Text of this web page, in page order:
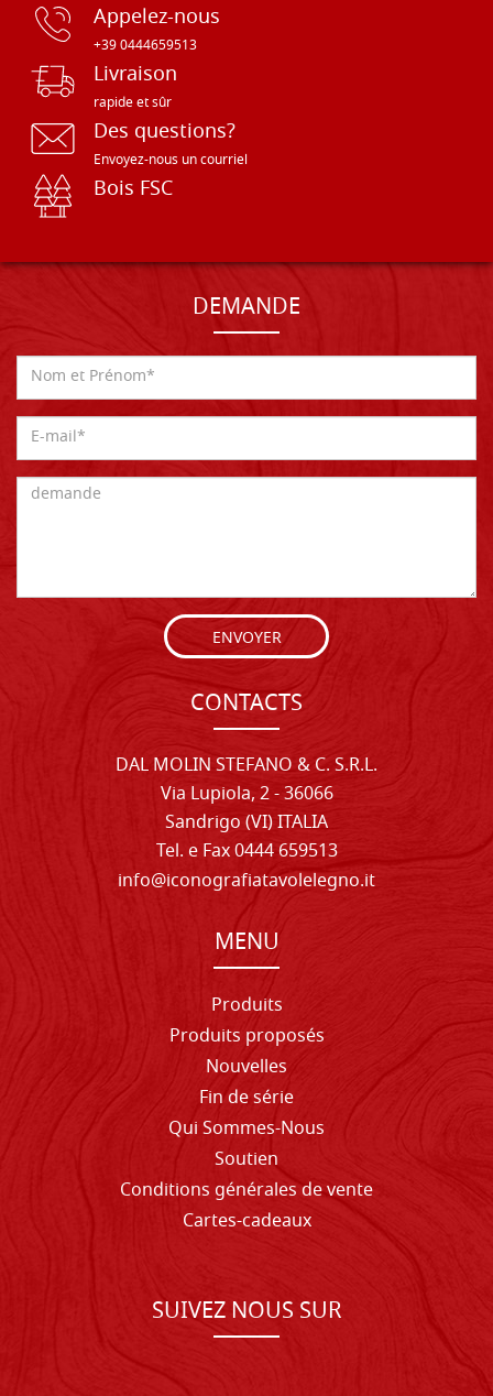
Appelez-nous
+39 0444659513
Livraison
rapide et sûr
Des questions?
Envoyez-nous un courriel
Bois FSC
DEMANDE
ENVOYER
CONTACTS
DAL MOLIN STEFANO & C. S.R.L.
Via Lupiola, 2 - 36066
Sandrigo (VI) ITALIA
Tel. e Fax 0444 659513
info@iconografiatavolelegno.it
MENU
Produits
Produits proposés
Nouvelles
Fin de série
Qui Sommes-Nous
Soutien
Conditions générales de vente
Cartes-cadeaux
SUIVEZ NOUS SUR